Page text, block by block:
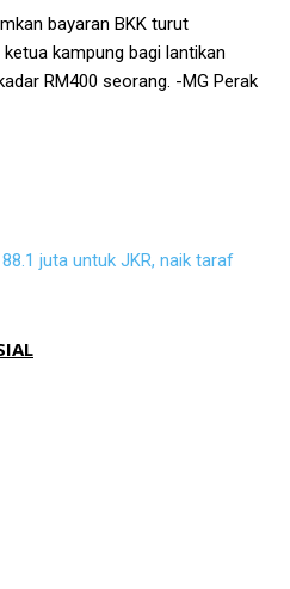
bayaran BKK turut
kampung bagi lantikan
RM400 seorang. -MG Perak
juta untuk JKR, naik taraf